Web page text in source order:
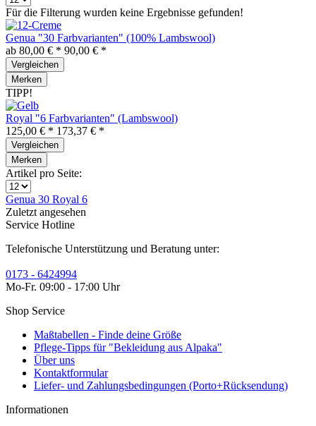
Für die Filterung wurden keine Ergebnisse gefunden!
Genua "30 Farbvarianten" (100% Lambswool)
ab 80,00 € * 90,00 € *
Vergleichen
Merken
TIPP!
Royal "6 Farbvarianten" (Lambswool)
125,00 € * 173,37 € *
Vergleichen
Merken
Artikel pro Seite:
Genua 30 Royal 6
Zuletzt angesehen
Service Hotline
Telefonische Unterstützung und Beratung unter:
0173 - 6424994
Mo-Fr. 09:00 - 17:00 Uhr
Shop Service
Maßtabellen - Finde deine Größe
Pflege-Tipps für "Bekleidung aus Alpaka"
Über uns
Kontaktformular
Liefer- und Zahlungsbedingungen (Porto+Rücksendung)
Informationen